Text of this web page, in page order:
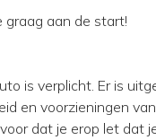
graag aan de start!
is verplicht. Er is
en voorzieningen
dat je erop let